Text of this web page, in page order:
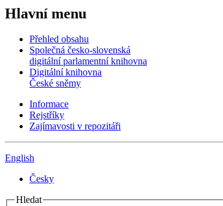
Hlavní menu
Přehled obsahu
Společná česko-slovenská
digitální parlamentní knihovna
Digitální knihovna
České sněmy
Informace
Rejstříky
Zajímavosti v repozitáři
English
Česky
Hledat